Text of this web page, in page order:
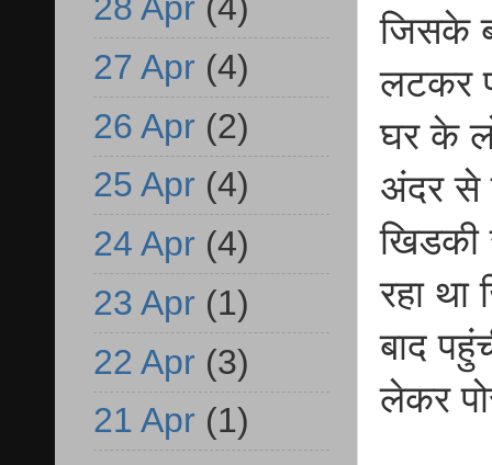
जिसके
लटकर
घर के
अंदर से
खिडकी
रहा
बाद
लेकर
27 Apr (4)
26 Apr (2)
25 Apr (4)
24 Apr (4)
23 Apr (1)
22 Apr (3)
21 Apr (1)